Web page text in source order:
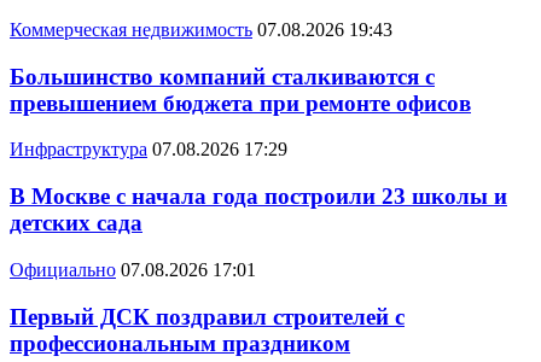
Коммерческая недвижимость 07.08.2026 19:43
Большинство компаний сталкиваются с
превышением бюджета при ремонте офисов
Инфраструктура 07.08.2026 17:29
В Москве с начала года построили 23 школы и
детских сада
Официально 07.08.2026 17:01
Первый ДСК поздравил строителей с
профессиональным праздником